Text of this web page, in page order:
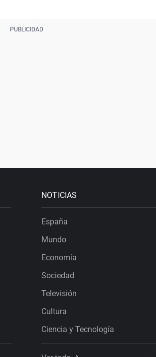
NOTICIAS
España
Mundo
Economía
Sociedad
Televisión
Cultura
Ciencia y Tecnología